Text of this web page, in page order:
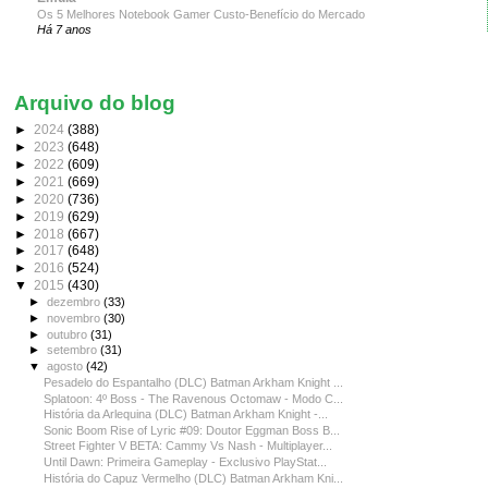
Os 5 Melhores Notebook Gamer Custo-Benefício do Mercado
Há 7 anos
Arquivo do blog
► 2024 (388)
► 2023 (648)
► 2022 (609)
► 2021 (669)
► 2020 (736)
► 2019 (629)
► 2018 (667)
► 2017 (648)
► 2016 (524)
▼ 2015 (430)
►dezembro(33)
►novembro(30)
►outubro(31)
►setembro(31)
▼agosto(42)
Pesadelo do Espantalho (DLC) Batman Arkham Knight ...
Splatoon: 4º Boss - The Ravenous Octomaw - Modo C...
História da Arlequina (DLC) Batman Arkham Knight -...
Sonic Boom Rise of Lyric #09: Doutor Eggman Boss B...
Street Fighter V BETA: Cammy Vs Nash - Multiplayer...
Until Dawn: Primeira Gameplay - Exclusivo PlayStat...
História do Capuz Vermelho (DLC) Batman Arkham Kni...